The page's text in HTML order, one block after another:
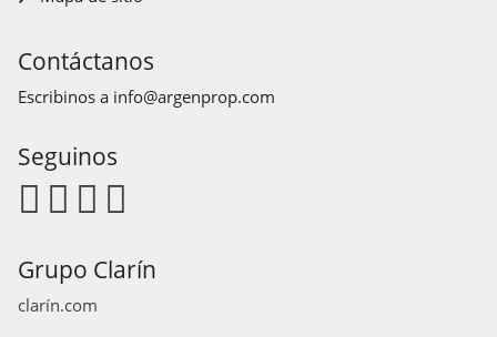
Contáctanos
Escribinos a info@argenprop.com
Seguinos
Grupo Clarín
clarín.com